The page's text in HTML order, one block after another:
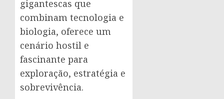
gigantescas que
combinam tecnologia e
biologia, oferece um
cenário hostil e
fascinante para
exploração, estratégia e
sobrevivência.